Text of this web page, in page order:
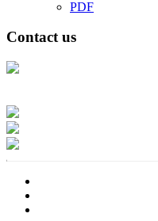
PDF
Contact us